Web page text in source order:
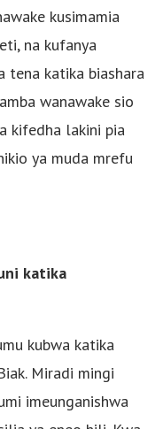
kusimamia
na kufanya
tena katika biashara
wanawake sio
kifedha lakini pia
ya muda mrefu
katika
kubwa katika
Miradi mingi
imeunganishwa